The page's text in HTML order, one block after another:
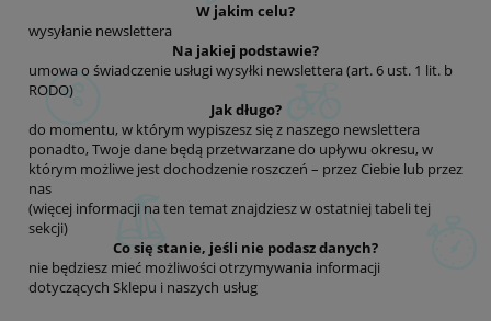
W jakim celu?
wysyłanie newslettera
Na jakiej podstawie?
umowa o świadczenie usługi wysyłki newslettera (art. 6 ust. 1 lit. b
RODO)
Jak długo?
do momentu, w którym wypiszesz się z naszego newslettera
ponadto, Twoje dane będą przetwarzane do upływu okresu, w
którym możliwe jest dochodzenie roszczeń – przez Ciebie lub przez
nas
(więcej informacji na ten temat znajdziesz w ostatniej tabeli tej
sekcji)
Co się stanie, jeśli nie podasz danych?
nie będziesz mieć możliwości otrzymywania informacji
dotyczących Sklepu i naszych usług